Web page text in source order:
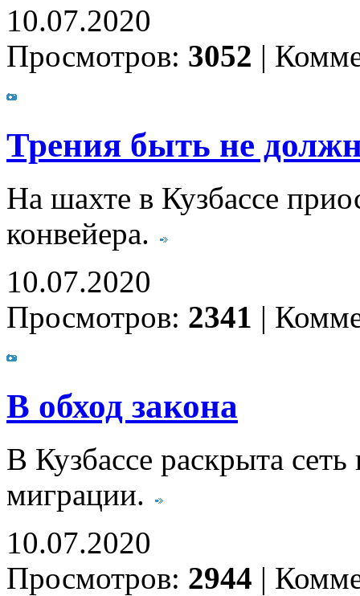
10.07.2020
Просмотров: 3052 |
Трения быть не
На шахте в Кузбассе
конвейера.
10.07.2020
Просмотров: 2341 |
В обход закона
В Кузбассе раскрыта
миграции.
10.07.2020
Просмотров: 2944 |